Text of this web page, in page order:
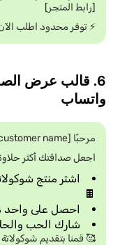
[رابط المتجر]
⚡️ توفر محدود اطلب
6. قالب عرض
واتساب
مرحبًا [customer name] 👋
اجعل صداقتك أكثر
اشتر منتج
🍫
احصل على واحد
شارك الحب
🥰 قمنا بتقديم